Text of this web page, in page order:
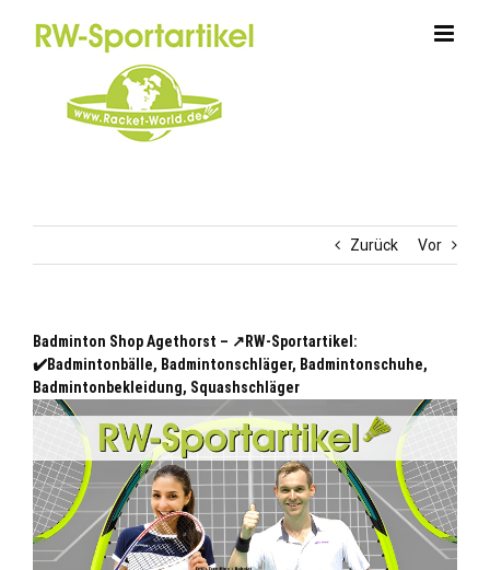
Zurück Vor
Badminton Shop Agethorst – ↗️RW-Sportartikel:
✔️Badmintonbälle, Badmintonschläger, Badmintonschuhe,
Badmintonbekleidung, Squashschläger